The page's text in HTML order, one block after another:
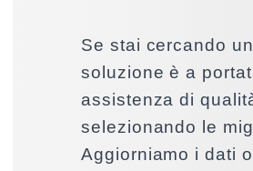
Se stai cercando
soluzione è a
assistenza di
selezionando le
Aggiorniamo i dati